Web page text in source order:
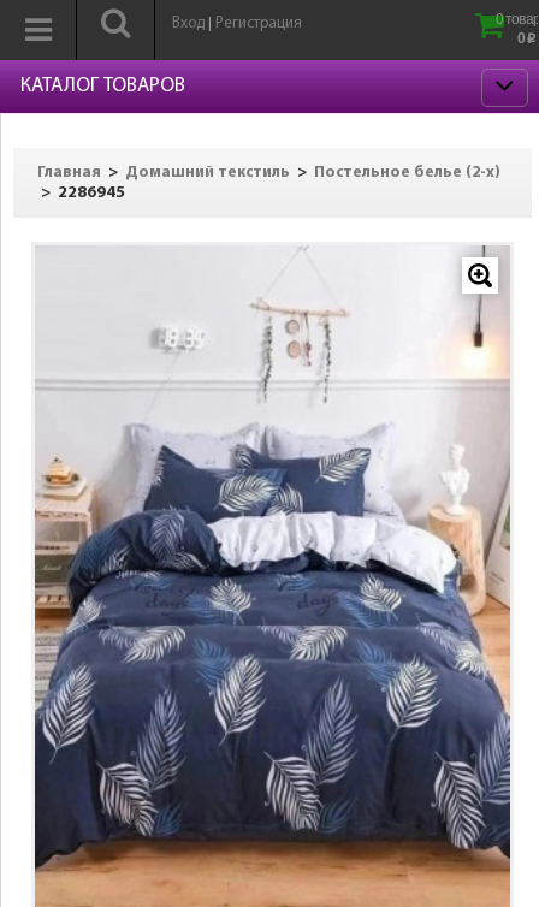
Вход Регистрация
0
0 p
КАТАЛОГ ТОВАРОВ
Главная > Домашний текстиль > Постельное белье (2-х)
> 2286945